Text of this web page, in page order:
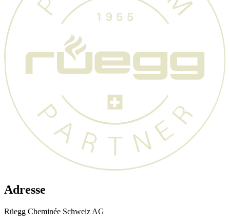
Adresse
Rüegg Cheminée Schweiz AG